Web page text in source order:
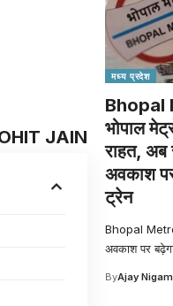
JAIN
मध्य प्रदेश
Bhopal
भोपाल
राहत, अब
अवकाश
ट्रेन
Bhopal
अवकाश पर
ByAjay